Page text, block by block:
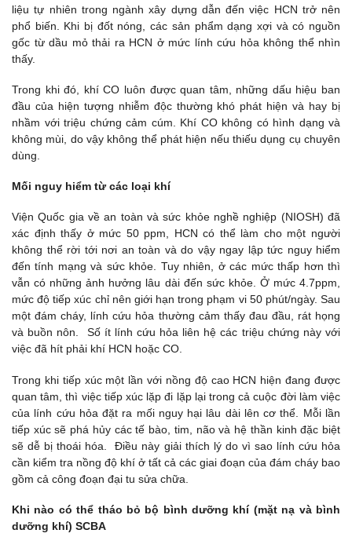
liệu tự nhiên trong ngành xây dựng dẫn đến việc HCN trở nên
phổ biến. Khi bị đốt nóng, các sản phẩm dạng xợi và có nguồn
gốc từ dầu mỏ thải ra HCN ở mức lính cứu hỏa không thể nhìn
thấy.
Trong khi đó, khí CO luôn được quan tâm, những dấu hiệu ban
đầu của hiện tượng nhiễm độc thường khó phát hiện và hay bị
nhầm với triệu chứng cảm cúm. Khí CO không có hình dạng và
không mùi, do vậy không thể phát hiện nếu thiếu dụng cụ chuyên
dùng.
Mối nguy hiểm từ các loại khí
Viện Quốc gia về an toàn và sức khỏe nghề nghiệp (NIOSH) đã
xác định thấy ở mức 50 ppm, HCN có thể làm cho một người
không thể rời tới nơi an toàn và do vậy ngay lập tức nguy hiểm
đến tính mạng và sức khỏe. Tuy nhiên, ở các mức thấp hơn thì
vẫn có những ảnh hưởng lâu dài đến sức khỏe. Ở mức 4.7ppm,
mức độ tiếp xúc chỉ nên giới hạn trong phạm vi 50 phút/ngày. Sau
một đám cháy, lính cứu hỏa thường cảm thấy đau đầu, rát họng
và buồn nôn. Số ít lính cứu hỏa liên hệ các triệu chứng này với
việc đã hít phải khí HCN hoặc CO.
Trong khi tiếp xúc một lần với nồng độ cao HCN hiện đang được
quan tâm, thì việc tiếp xúc lặp đi lặp lại trong cả cuộc đời làm việc
của lính cứu hỏa đặt ra mối nguy hại lâu dài lên cơ thể. Mỗi lần
tiếp xúc sẽ phá hủy các tế bào, tim, não và hệ thần kinh đặc biệt
sẽ dễ bị thoái hóa. Điều này giải thích lý do vì sao lính cứu hỏa
cần kiểm tra nồng độ khí ở tất cả các giai đoạn của đám cháy bao
gồm cả công đoạn đại tu sửa chữa.
Khi nào có thể tháo bỏ bộ bình dưỡng khí (mặt nạ và bình
dưỡng khí) SCBA